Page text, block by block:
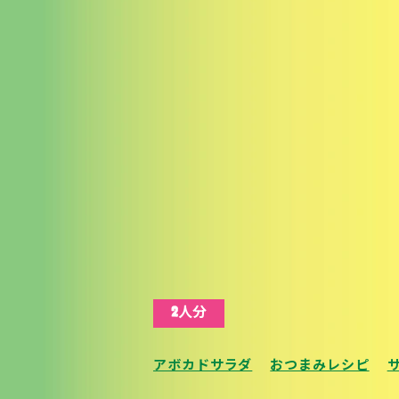
2人分
アボカドサラダ おつまみレシピ